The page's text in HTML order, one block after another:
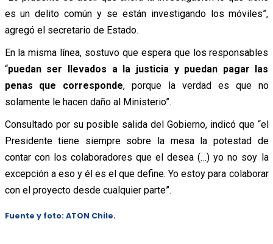
es un delito común y se están investigando los móviles”,
agregó el secretario de Estado.
En la misma línea, sostuvo que espera que los responsables
“puedan ser llevados a la justicia y puedan pagar las
penas que corresponde, porque la verdad es que no
solamente le hacen daño al Ministerio”.
Consultado por su posible salida del Gobierno, indicó que “el
Presidente tiene siempre sobre la mesa la potestad de
contar con los colaboradores que el desea (…) yo no soy la
excepción a eso y él es el que define. Yo estoy para colaborar
con el proyecto desde cualquier parte”.
Fuente y foto: ATON Chile.